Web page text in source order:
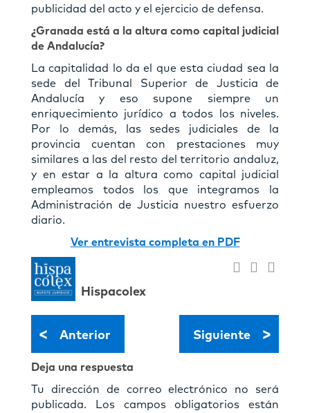
publicidad del acto y el ejercicio de defensa.
¿Granada está a la altura como capital judicial
de Andalucía?
La capitalidad lo da el que esta ciudad sea la
sede del Tribunal Superior de Justicia de
Andalucía y eso supone siempre un
enriquecimiento jurídico a todos los niveles.
Por lo demás, las sedes judiciales de la
provincia cuentan con prestaciones muy
similares a las del resto del territorio andaluz,
y en estar a la altura como capital judicial
empleamos todos los que integramos la
Administración de Justicia nuestro esfuerzo
diario.
Ver entrevista completa en PDF
Hispacolex
< Anterior Siguiente >
Deja una respuesta
Tu dirección de correo electrónico no será
publicada.
Los campos obligatorios están